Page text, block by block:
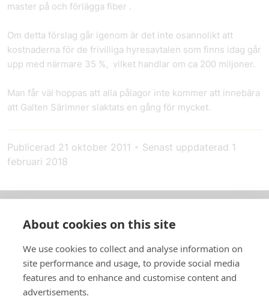
master på och förlägga fiber .
Om detta förslag går igenom är det inte osannolikt att
kostnaderna för de frivilliga hyresavtalen som finns idag går
upp med närmare 35 %, vilket handlar om ca 200 miljoner.
Man får väl hoppas att alla pålagor inte kommer att innebära
att Galten Särimner slaktats en gång för mycket.
Publicerad 21 oktober 2011 • Senast uppdaterad 1
februari 2018
In English
Standardavtal
About cookies on this site
We use cookies to collect and analyse information on
site performance and usage, to provide social media
features and to enhance and customise content and
advertisements.